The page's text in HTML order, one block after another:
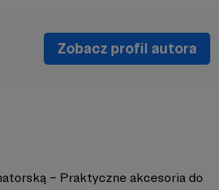
Zobacz profil autora
– Praktyczne akcesoria do